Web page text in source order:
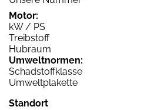
Motor:
kW / PS
Treibstoff
Hubraum
Umweltnormen:
Schadstoffklasse
Umweltplakette
Standort